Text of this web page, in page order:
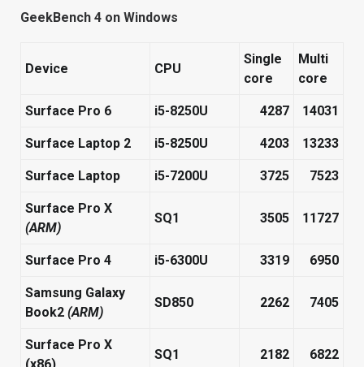
GeekBench 4 on Windows
Device CPU
Single
core
Multi
core
Surface Pro 6 i5-8250U 4287​ 14031​
Surface Laptop 2 i5-8250U 4203​ 13233​
Surface Laptop i5-7200U 3725​ 7523​
Surface Pro X
(ARM)
SQ1 3505​ 11727​
Surface Pro 4 i5-6300U 3319​ 6950​
Samsung Galaxy
Book2 (ARM)
SD850 2262​ 7405​
Surface Pro X
SQ1 2182​ 6822​